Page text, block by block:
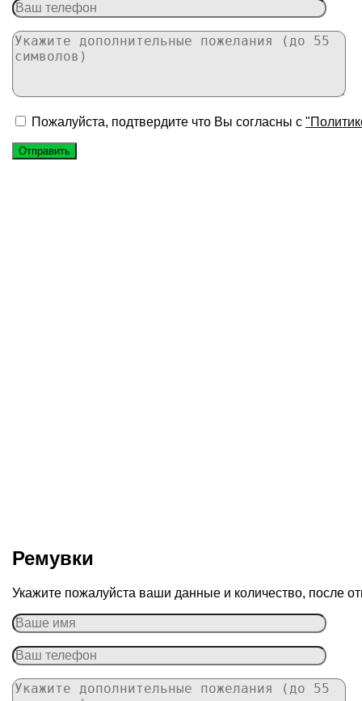
Пожалуйста, подтвердите что Вы согласны с
Ремувки
Укажите пожалуйста ваши данные и количество, после